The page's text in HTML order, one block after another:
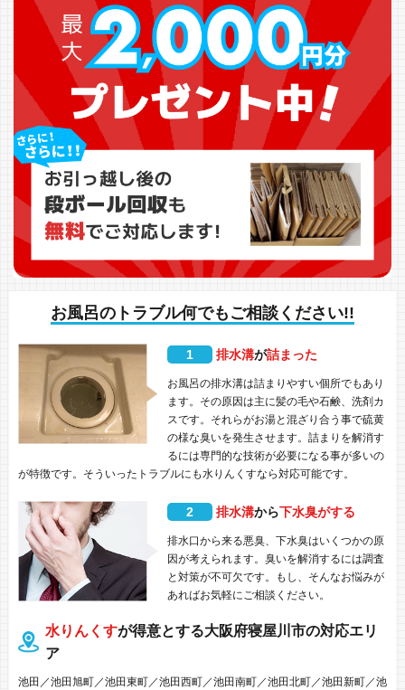
お風呂のトラブル何でもご相談ください!!
1 排水溝が詰まった
お風呂の排水溝は詰まりやすい個所でもあり
ます。その原因は主に髪の毛や石鹸、洗剤カ
スです。それらがお湯と混ざり合う事で硫黄
の様な臭いを発生させます。詰まりを解消す
るには専門的な技術が必要になる事が多いの
が特徴です。そういったトラブルにも水りんくすなら対応可能です。
2 排水溝から下水臭がする
排水口から来る悪臭、下水臭はいくつかの原
因が考えられます。臭いを解消するには調査
と対策が不可欠です。もし、そんなお悩みが
あればお気軽にご相談ください。
水りんくすが得意とする大阪府寝屋川市の対応エリ
ア
池田／池田旭町／池田東町／池田西町／池田南町／池田北町／池田新町／池